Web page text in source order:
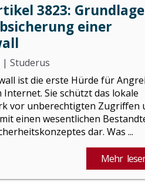
3823:
einer
| Studerus
ist die erste Hürde für
Internet. Sie schützt das lokale
vor unberechtigten Zugriffen
einen wesentlichen
dar. Was ...
Mehr